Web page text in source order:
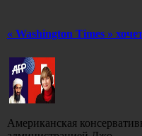
« Washington Times »
Американская